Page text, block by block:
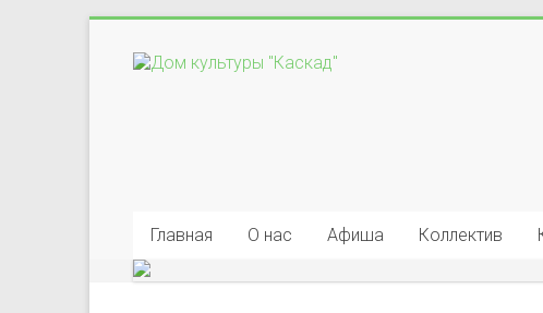
содержимому
Дом
культуры
в
деревне
Главная О нас Афиша Коллектив